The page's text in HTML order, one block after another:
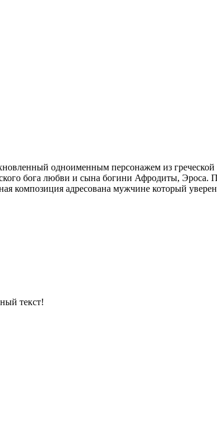
одноименным персонажем из
бога любви и сына богини Афродиты,
композиция адресована мужчине который
текст!